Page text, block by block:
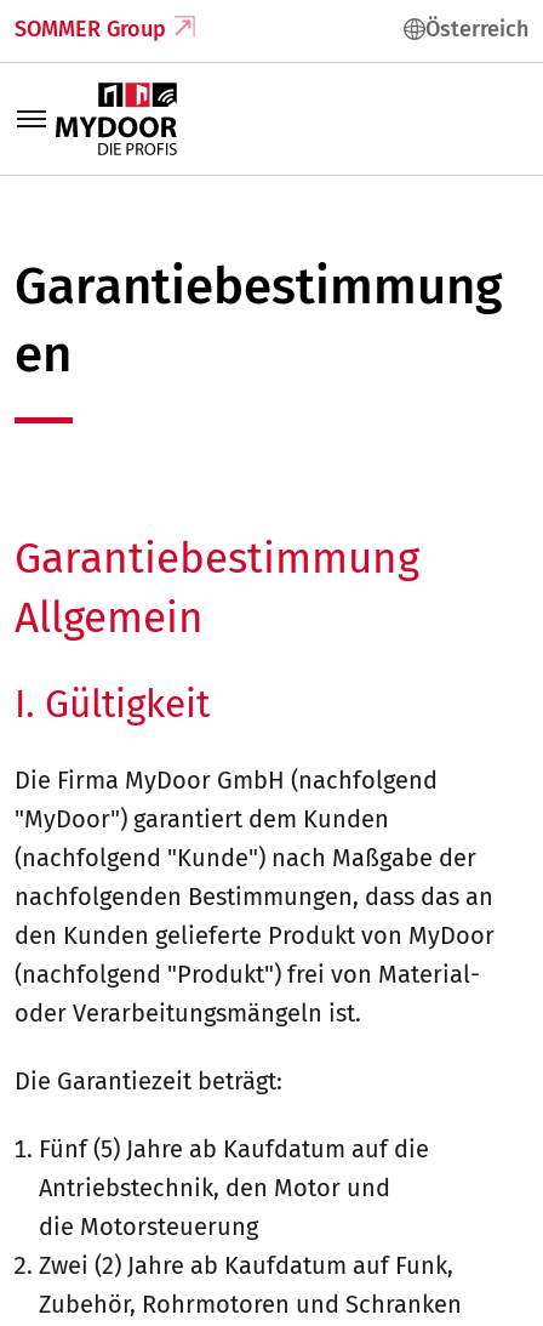
SOMMER Group Österreich
Garantiebestimmung
en
Garantiebestimmung
Allgemein
I. Gültigkeit
Die Firma MyDoor GmbH (nachfolgend
"MyDoor") garantiert dem Kunden
(nachfolgend "Kunde") nach Maßgabe der
nachfolgenden Bestimmungen, dass das an
den Kunden gelieferte Produkt von MyDoor
(nachfolgend "Produkt") frei von Material-
oder Verarbeitungsmängeln ist.
Die Garantiezeit beträgt:
Fünf (5) Jahre ab Kaufdatum auf die
Antriebstechnik, den Motor und
die Motorsteuerung
Zwei (2) Jahre ab Kaufdatum auf Funk,
Zubehör, Rohrmotoren und Schranken